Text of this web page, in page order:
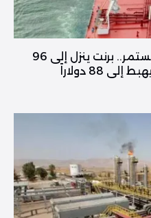
انخفاض أسعار النفط يستمر.. برنت ينزل إلى 96
88 دولاراً